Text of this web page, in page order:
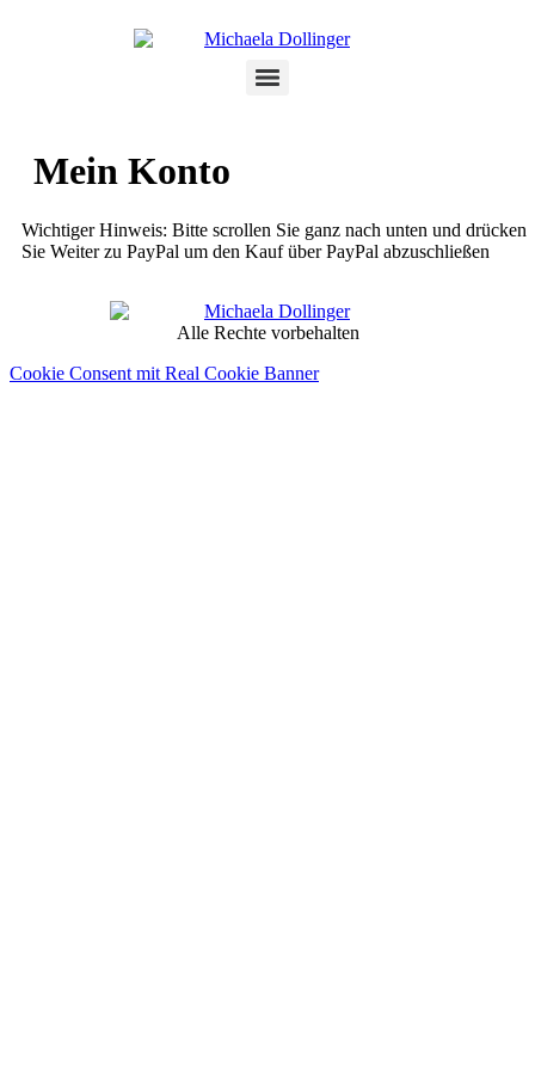
Mein Konto
Wichtiger Hinweis: Bitte scrollen Sie ganz nach unten und drücken
Sie Weiter zu PayPal um den Kauf über PayPal abzuschließen
Alle Rechte vorbehalten
Cookie Consent mit Real Cookie Banner